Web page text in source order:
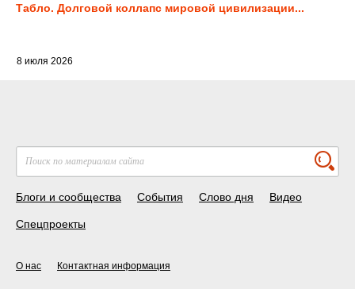
Табло. Долговой коллапс мировой цивилизации...
8 июля 2026
Блоги и сообщества События Слово дня Видео
Спецпроекты
О нас Контактная информация